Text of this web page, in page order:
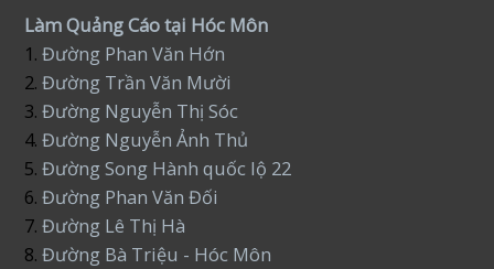
Làm Quảng Cáo tại Hóc Môn
1.Đường Phan Văn Hớn
2.Đường Trần Văn Mười
3.Đường Nguyễn Thị Sóc
4. Đường Nguyễn Ảnh Thủ
5.Đường Song Hành quốc lộ 22
6.Đường Phan Văn Đối
7. Đường Lê Thị Hà
8.Đường Bà Triệu - Hóc Môn